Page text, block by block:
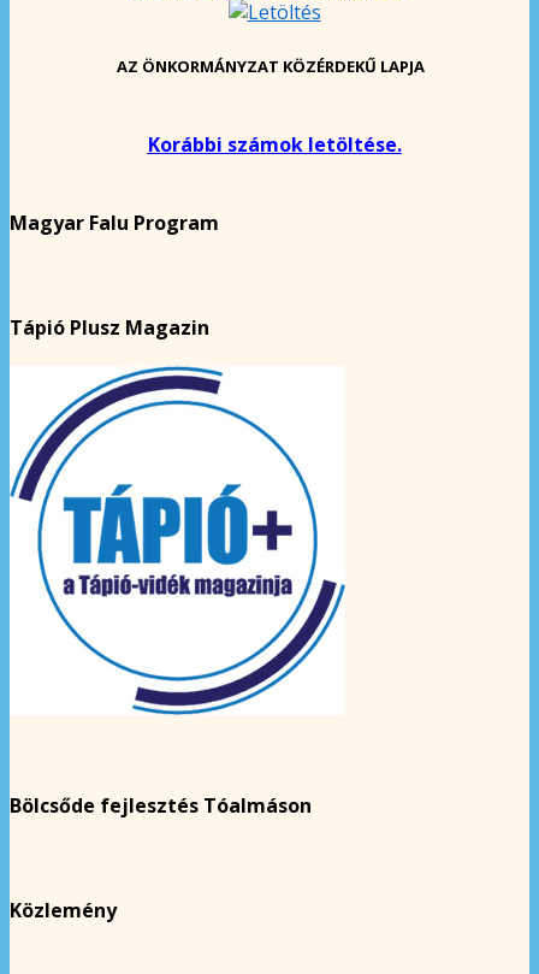
AZ ÖNKORMÁNYZAT KÖZÉRDEKŰ LAPJA
Korábbi számok letöltése.
Magyar Falu Program
Tápió Plusz Magazin
Bölcsőde fejlesztés Tóalmáson
Közlemény